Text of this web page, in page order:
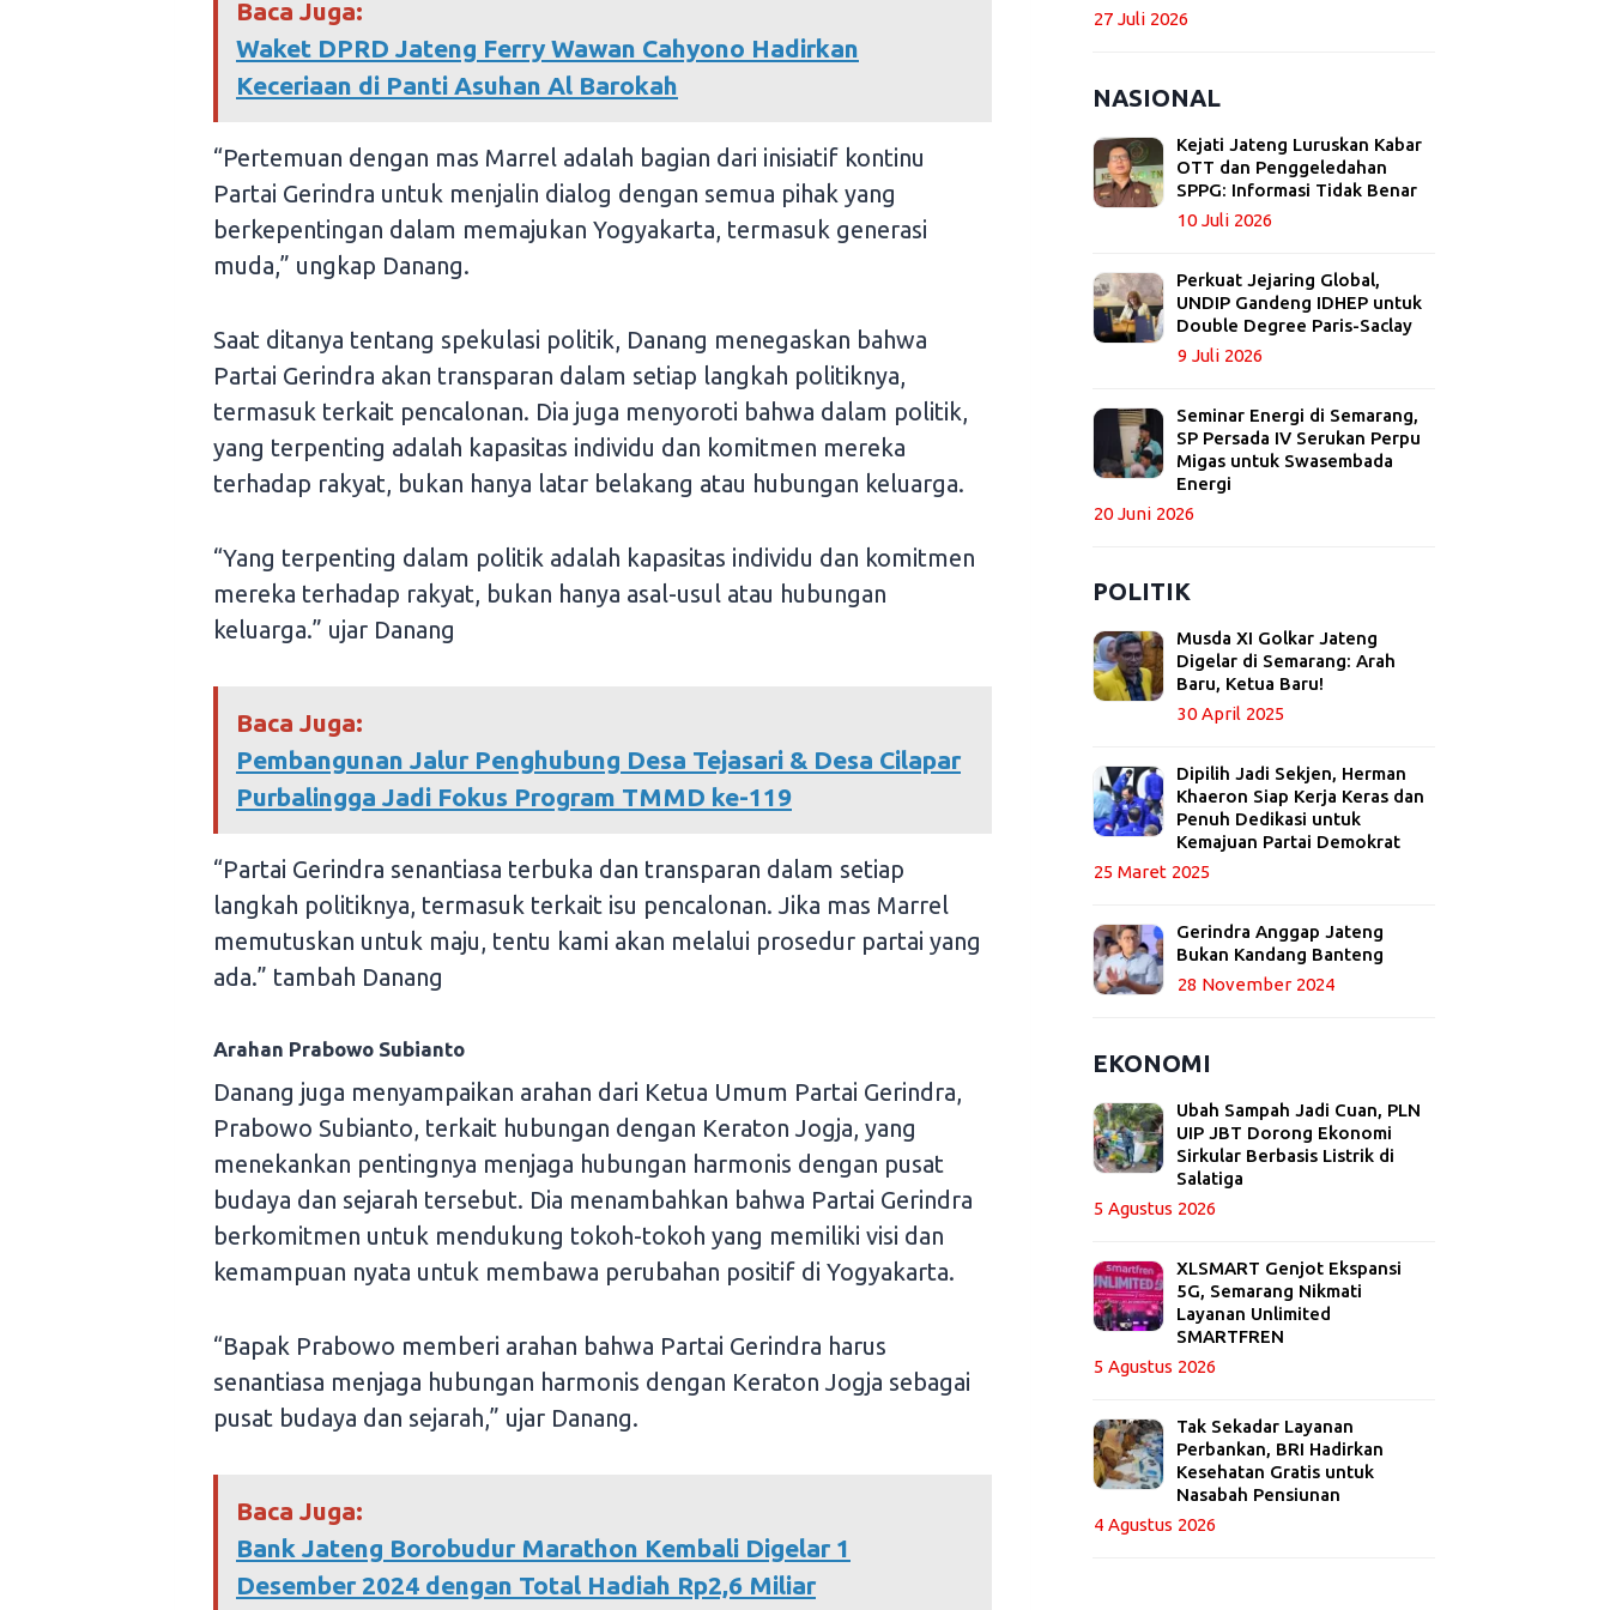
Baca Juga:
Waket DPRD Jateng Ferry Wawan Cahyono Hadirkan
Keceriaan di Panti Asuhan Al Barokah
“Pertemuan dengan mas Marrel adalah bagian dari inisiatif kontinu
Partai Gerindra untuk menjalin dialog dengan semua pihak yang
berkepentingan dalam memajukan Yogyakarta, termasuk generasi
muda,” ungkap Danang.
Saat ditanya tentang spekulasi politik, Danang menegaskan bahwa
Partai Gerindra akan transparan dalam setiap langkah politiknya,
termasuk terkait pencalonan. Dia juga menyoroti bahwa dalam politik,
yang terpenting adalah kapasitas individu dan komitmen mereka
terhadap rakyat, bukan hanya latar belakang atau hubungan keluarga.
“Yang terpenting dalam politik adalah kapasitas individu dan komitmen
mereka terhadap rakyat, bukan hanya asal-usul atau hubungan
keluarga.” ujar Danang
Baca Juga:
Pembangunan Jalur Penghubung Desa Tejasari & Desa Cilapar
Purbalingga Jadi Fokus Program TMMD ke-119
“Partai Gerindra senantiasa terbuka dan transparan dalam setiap
langkah politiknya, termasuk terkait isu pencalonan. Jika mas Marrel
memutuskan untuk maju, tentu kami akan melalui prosedur partai yang
ada.” tambah Danang
Arahan Prabowo Subianto
Danang juga menyampaikan arahan dari Ketua Umum Partai Gerindra,
Prabowo Subianto, terkait hubungan dengan Keraton Jogja, yang
menekankan pentingnya menjaga hubungan harmonis dengan pusat
budaya dan sejarah tersebut. Dia menambahkan bahwa Partai Gerindra
berkomitmen untuk mendukung tokoh-tokoh yang memiliki visi dan
kemampuan nyata untuk membawa perubahan positif di Yogyakarta.
“Bapak Prabowo memberi arahan bahwa Partai Gerindra harus
senantiasa menjaga hubungan harmonis dengan Keraton Jogja sebagai
pusat budaya dan sejarah,” ujar Danang.
Baca Juga:
Bank Jateng Borobudur Marathon Kembali Digelar 1
Desember 2024 dengan Total Hadiah Rp2,6 Miliar
27 Juli 2026
NASIONAL
Kejati Jateng Luruskan Kabar
OTT dan Penggeledahan
SPPG: Informasi Tidak Benar
10 Juli 2026
Perkuat Jejaring Global,
UNDIP Gandeng IDHEP untuk
Double Degree Paris-Saclay
9 Juli 2026
Seminar Energi di Semarang,
SP Persada IV Serukan Perpu
Migas untuk Swasembada
Energi
20 Juni 2026
POLITIK
Musda XI Golkar Jateng
Digelar di Semarang: Arah
Baru, Ketua Baru!
30 April 2025
Dipilih Jadi Sekjen, Herman
Khaeron Siap Kerja Keras dan
Penuh Dedikasi untuk
Kemajuan Partai Demokrat
25 Maret 2025
Gerindra Anggap Jateng
Bukan Kandang Banteng
28 November 2024
EKONOMI
Ubah Sampah Jadi Cuan, PLN
UIP JBT Dorong Ekonomi
Sirkular Berbasis Listrik di
Salatiga
5 Agustus 2026
XLSMART Genjot Ekspansi
5G, Semarang Nikmati
Layanan Unlimited
SMARTFREN
5 Agustus 2026
Tak Sekadar Layanan
Perbankan, BRI Hadirkan
Kesehatan Gratis untuk
Nasabah Pensiunan
4 Agustus 2026